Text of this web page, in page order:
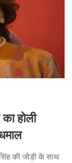
होली
सिंह की जोड़ी के साथ